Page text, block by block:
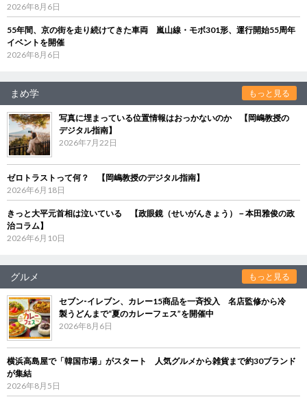
2026年8月6日
55年間、京の街を走り続けてきた車両 嵐山線・モボ301形、運行開始55周年
イベントを開催
2026年8月6日
まめ学 もっと見る
写真に埋まっている位置情報はおっかないのか 【岡嶋教授の
デジタル指南】
2026年7月22日
ゼロトラストって何？ 【岡嶋教授のデジタル指南】
2026年6月18日
きっと大平元首相は泣いている 【政眼鏡（せいがんきょう）－本田雅俊の政
治コラム】
2026年6月10日
グルメ もっと見る
セブン‐イレブン、カレー15商品を一斉投入 名店監修から冷
製うどんまで“夏のカレーフェス”を開催中
2026年8月6日
横浜高島屋で「韓国市場」がスタート 人気グルメから雑貨まで約30ブランド
が集結
2026年8月5日